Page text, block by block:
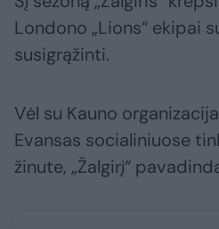
Londono „Lions“ ekipai
susigrąžinti.
Vėl su Kauno
Evansas socialiniuose
žinute, „Žalgirį“